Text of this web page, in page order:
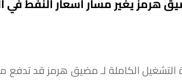
التشغيل الكاملة لـ مضيق هرمز قد